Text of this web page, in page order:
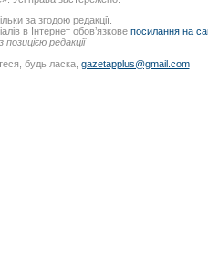
за згодою редакції.
в Інтернет обов’язкове посилання на
редакції
будь ласка, gazetapplus@gmail.com